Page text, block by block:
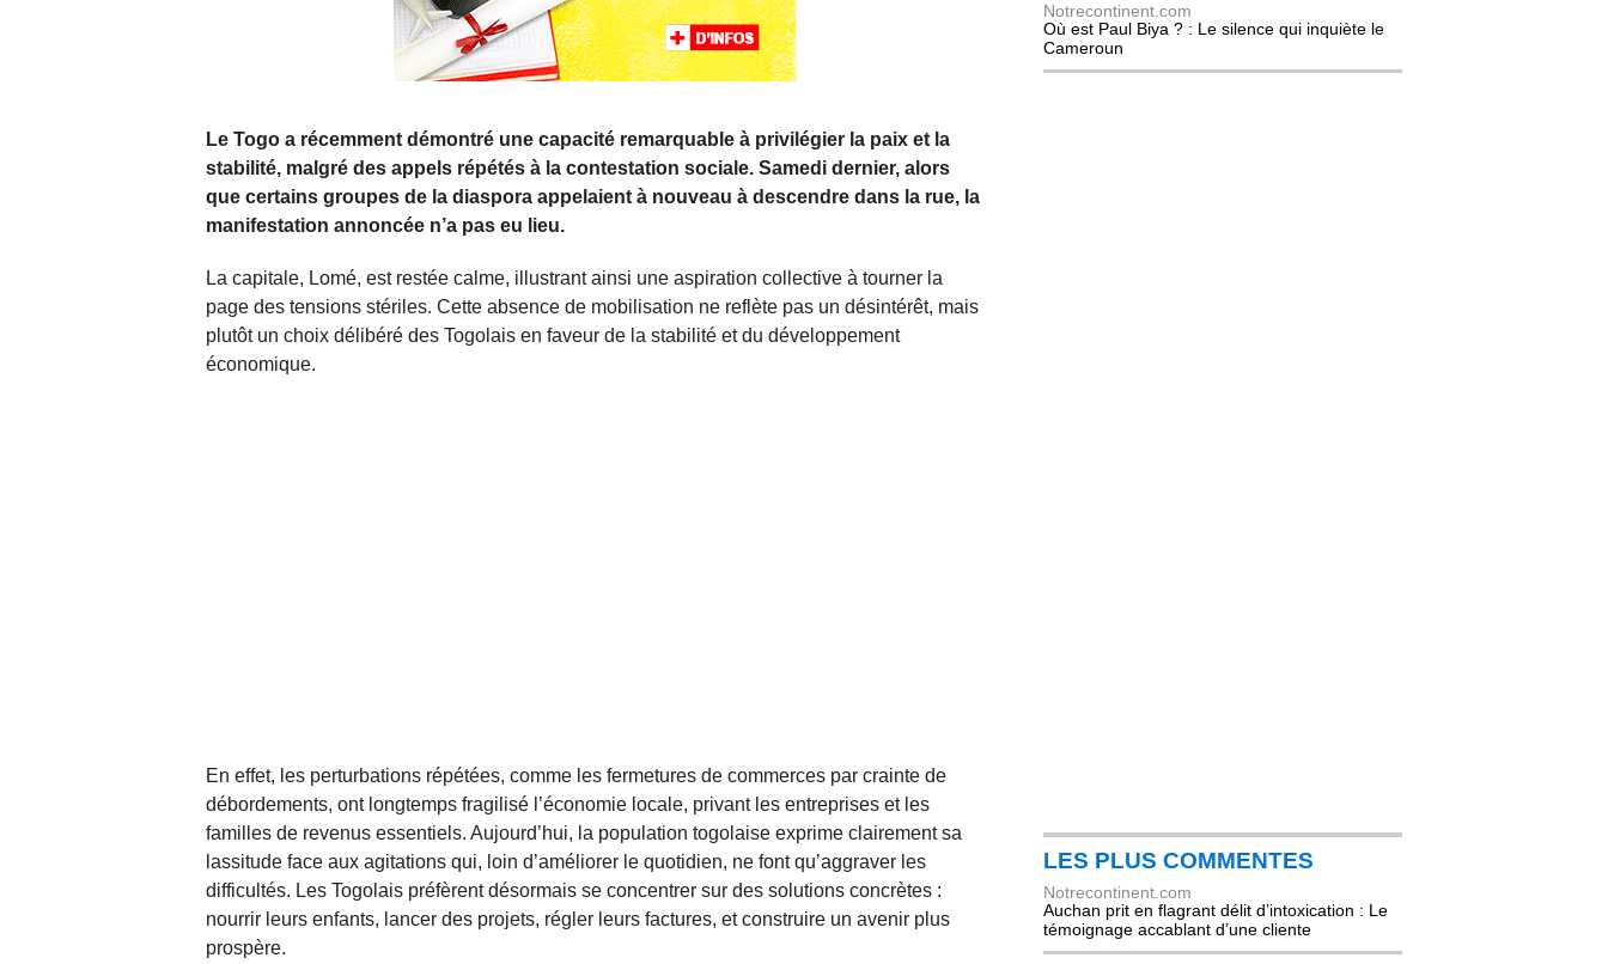
Le Togo a récemment démontré une capacité remarquable à privilégier la paix et la
stabilité, malgré des appels répétés à la contestation sociale. Samedi dernier, alors
que certains groupes de la diaspora appelaient à nouveau à descendre dans la rue, la
manifestation annoncée n’a pas eu lieu.
La capitale, Lomé, est restée calme, illustrant ainsi une aspiration collective à tourner la
page des tensions stériles. Cette absence de mobilisation ne reflète pas un désintérêt, mais
plutôt un choix délibéré des Togolais en faveur de la stabilité et du développement
économique.
En effet, les perturbations répétées, comme les fermetures de commerces par crainte de
débordements, ont longtemps fragilisé l’économie locale, privant les entreprises et les
familles de revenus essentiels. Aujourd’hui, la population togolaise exprime clairement sa
lassitude face aux agitations qui, loin d’améliorer le quotidien, ne font qu’aggraver les
difficultés. Les Togolais préfèrent désormais se concentrer sur des solutions concrètes :
nourrir leurs enfants, lancer des projets, régler leurs factures, et construire un avenir plus
prospère.
Notrecontinent.com
Où est Paul Biya ? : Le silence qui inquiète le
Cameroun
LES PLUS COMMENTES
Notrecontinent.com
Auchan prit en flagrant délit d’intoxication : Le
témoignage accablant d’une cliente